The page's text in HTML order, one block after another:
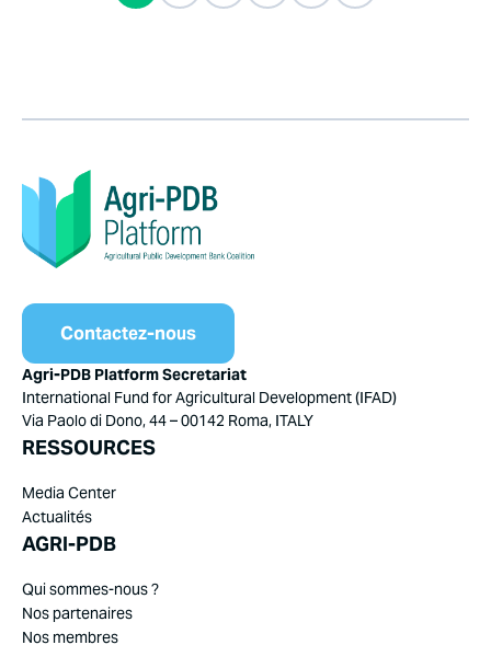
Contactez-nous
Agri-PDB Platform Secretariat
International Fund for Agricultural Development (IFAD)
Via Paolo di Dono, 44 – 00142 Roma, ITALY
RESSOURCES
Media Center
Actualités
AGRI-PDB
Qui sommes-nous ?
Nos partenaires
Nos membres